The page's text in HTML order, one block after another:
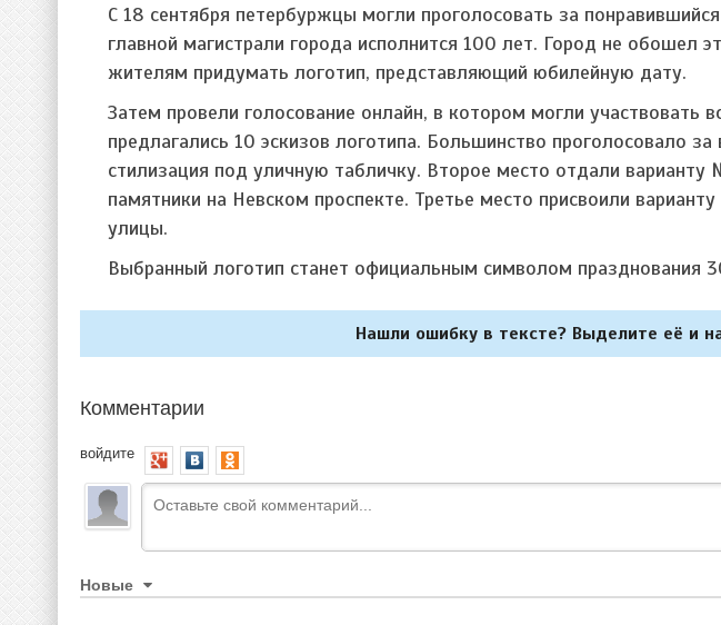
С 18 сентября петербуржцы могли проголосовать за
главной магистрали города исполнится 100 лет. Город не обошел
жителям придумать логотип, представляющий юбилейную дату.
Затем провели голосование онлайн, в котором могли участвовать
предлагались 10 эскизов логотипа. Большинство проголосовало
стилизация под уличную табличку. Второе место отдали
памятники на Невском проспекте. Третье место присвоили
улицы.
Выбранный логотип станет официальным символом празднования
Нашли ошибку в тексте? Выделите её и
Комментарии
войдите
Новые